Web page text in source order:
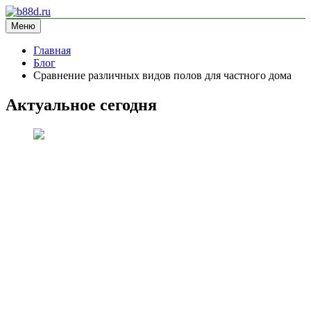
Перейти
к
содержимому
b88d.ru
информационный сайт
Меню
Главная
Блог
Сравнение различных видов полов для частного дома
Актуальное сегодня